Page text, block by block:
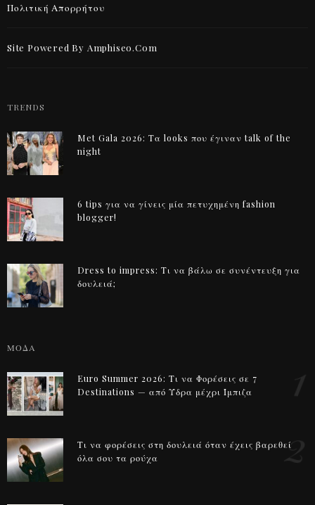
Πολιτική Απορρήτου
Site Powered By Amphiseo.com
TRENDS
Met Gala 2026: Τα looks που έγιναν talk of the
night
6 tips για να γίνεις μία πετυχημένη fashion
blogger!
Dress to impress: Τι να βάλω σε συνέντευξη για
δουλειά;
ΜΟΔΑ
Euro Summer 2026: Τι να Φορέσεις σε 7
Destinations — από Ύδρα μέχρι Ίμπιζα
Τι να φορέσεις στη δουλειά όταν έχεις βαρεθεί
όλα σου τα ρούχα
2